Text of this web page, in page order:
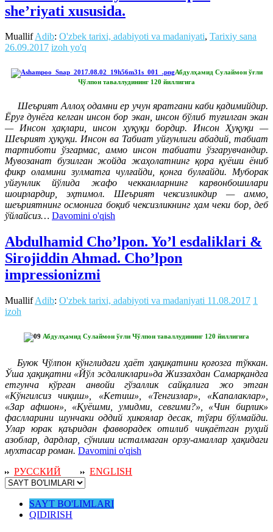
she’riyati xususida.
MuallifAdib: O'zbek tarixi, adabiyoti va madaniyati, Tarixiy sana
26.09.2017 izoh yo'q
Абдулҳамид Сулаймон ўғли
Чўлпон таваллудининг 120 йиллигига
Шеърият Аллоҳ одамни ер учун яратгани каби қадимийдир.
Ёруғ дунёга келган инсон бор экан, инсон бўлиб туғилган экан
— Инсон ҳақлари, инсон ҳуқуқи бордир. Инсон Ҳуқуқи —
Шеърият ҳуқуқи. Инсон ва Табиат уйғунлиги абадий, табиат
тартиботи ўзгармас, аммо инсон табиати ўзгарувчандир.
Мувозанат бузилган жойда жаҳолатнинг қора қуёши ёниб
фикр оламини зулматга чулғайди, қонга булғайди. Муборак
уйғунлик йўлида жафо чекканларнинг карвонбошилари
шоирлардир, эҳтимол. Шеърият чексизликдир — аммо,
шеъриятнинг осмонига боқиб чексизликнинг ҳам чеки бор, деб
ўйлайсиз… Davomini o'qish
Abdulhamid Cho’lpon. Yo’l esdaliklari &
Sirojiddin Ahmad. Cho’lpon
impressionizmi
MuallifAdib: O'zbek tarixi, adabiyoti va madaniyati 11.08.2017 1
izoh
Абдулҳамид Сулаймон ўғли Чўлпон таваллудининг 120 йиллигига
Буюк Чўлпон кўнглидаги ҳаёт ҳақиқатини қоғозга тўккан.
Ўша ҳақиқатни «Йўл эсдаликлари»да Жиззахдан Самарқандга
етгунча кўрган анвойи гўзаллик сайқалига жо этган
«Кўнгилсиз чиқиш», «Кетиш», «Тенгизлар», «Капалаклар»,
«Зар афшон», «Қуёшми, умидми, севгими?», «Чин бирлик»
фаслларини шунчаки оддий ҳикоялар десак, тўғри бўлмайди.
Улар юрак қаъридан фавворадек отилиб чиқаётган руҳий
азоблар, дардлар, сўниши исталмаган орзу-амаллар ҳақидаги
мухтасар роман. Davomini o'qish
РУССКИЙ
ENGLISH
SAYT BO'LIMLARI
QIDIRISH